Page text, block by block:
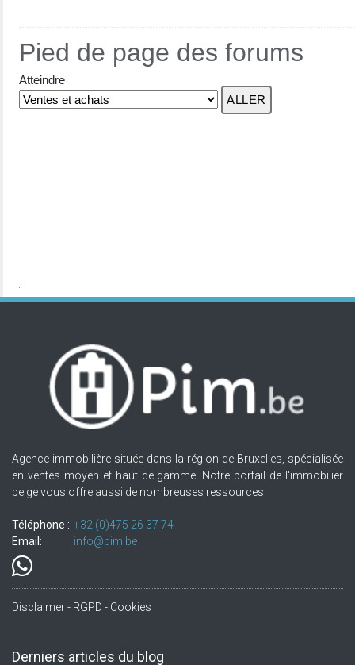
Pied de page des forums
Atteindre
Agence immobilière située dans la région de Bruxelles, spécialisée
en ventes moyen et haut de gamme. Notre portail de l'immobilier
belge vous offre aussi de nombreuses ressources.
Téléphone : +32.(0)475 26 37 74
Email:
info@pim.be
Disclaimer - RGPD - Cookies
Derniers articles du blog